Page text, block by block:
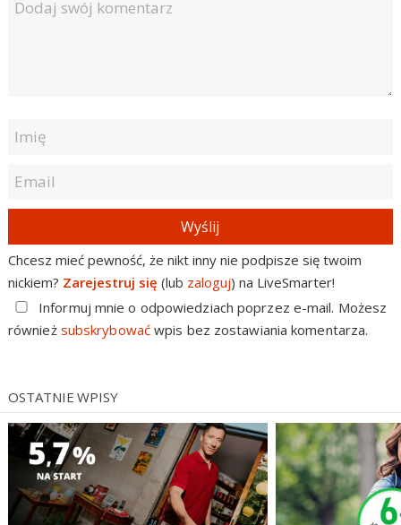
Wyślij
Chcesz mieć pewność, że nikt inny nie podpisze się twoim
nickiem? Zarejestruj się (lub zaloguj) na LiveSmarter!
Informuj mnie o odpowiedziach poprzez e-mail. Możesz
również subskrybowaćwpis bez zostawiania komentarza.
OSTATNIE WPISY